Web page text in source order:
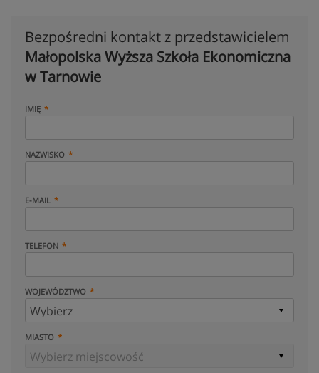
Bezpośredni kontakt z przedstawicielem
Małopolska Wyższa Szkoła Ekonomiczna
w Tarnowie
IMIĘ
NAZWISKO
E-MAIL
TELEFON
WOJEWÓDZTWO
MIASTO